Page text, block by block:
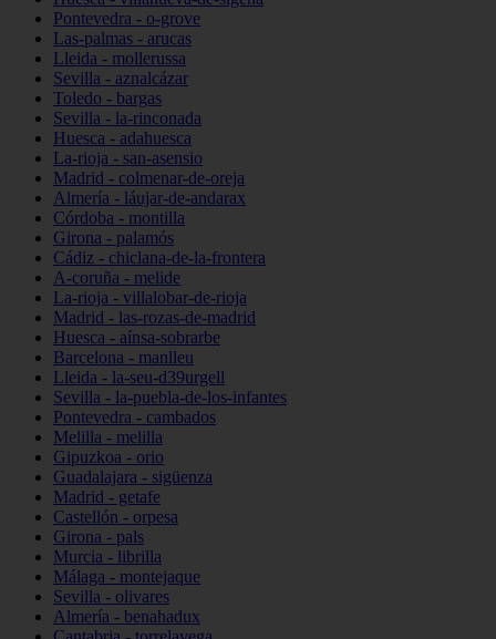
Pontevedra - o-grove
Las-palmas - arucas
Lleida - mollerussa
Sevilla - aznalcázar
Toledo - bargas
Sevilla - la-rinconada
Huesca - adahuesca
La-rioja - san-asensio
Madrid - colmenar-de-oreja
Almería - láujar-de-andarax
Córdoba - montilla
Girona - palamós
Cádiz - chiclana-de-la-frontera
A-coruña - melide
La-rioja - villalobar-de-rioja
Madrid - las-rozas-de-madrid
Huesca - aínsa-sobrarbe
Barcelona - manlleu
Lleida - la-seu-d39urgell
Sevilla - la-puebla-de-los-infantes
Pontevedra - cambados
Melilla - melilla
Gipuzkoa - orio
Guadalajara - sigüenza
Madrid - getafe
Castellón - orpesa
Girona - pals
Murcia - librilla
Málaga - montejaque
Sevilla - olivares
Almería - benahadux